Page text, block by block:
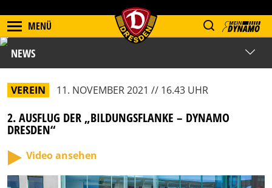
MENÜ
NEWS
VEREIN 11. NOVEMBER 2021 // 16.43 UHR
2. AUSFLUG DER „BILDUNGSFLANKE – DYNAMO
DRESDEN“
Video ansehen